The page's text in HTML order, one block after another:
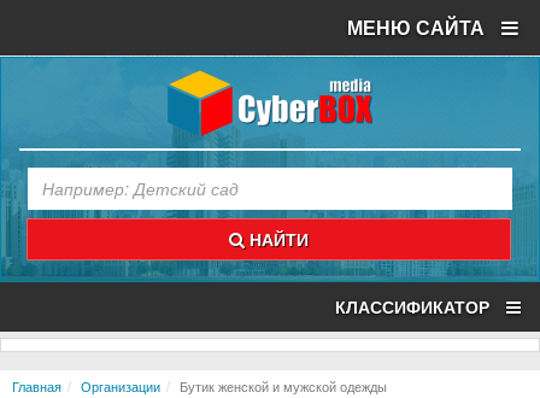
МЕНЮ САЙТА
НАЙТИ
КЛАССИФИКАТОР
Главная Организации Бутик женской и мужской одежды